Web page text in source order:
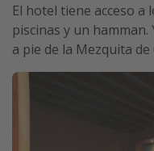
El hotel tiene acceso a
piscinas y un hamman.
a pie de la Mezquita de